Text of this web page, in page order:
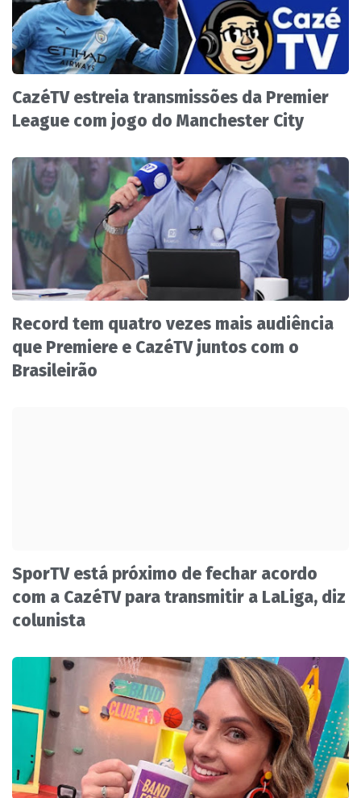
CazéTV estreia transmissões da Premier
League com jogo do Manchester City
Record tem quatro vezes mais audiência
que Premiere e CazéTV juntos com o
Brasileirão
SporTV está próximo de fechar acordo
com a CazéTV para transmitir a LaLiga, diz
colunista